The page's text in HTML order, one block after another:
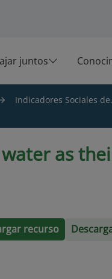
juntos
Indicadores Sociales
as
recurso